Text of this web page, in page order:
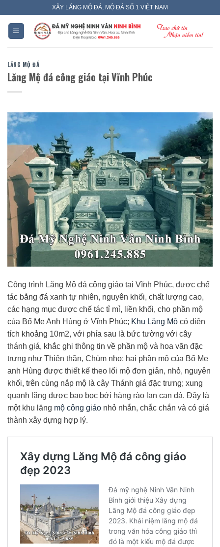
content
XÂY LĂNG MỘ ĐÁ, MỘ ĐÁ SỐ 1 VIỆT NAM
LĂNG MỘ ĐÁ
Lăng Mộ đá công giáo tại Vĩnh Phúc
Công trình Lăng Mộ đá công giáo tại Vĩnh Phúc, được chế
tác bằng đá xanh tự nhiên, nguyên khối, chất lượng cao,
các hạng mục được chế tác tỉ mỉ, liền khối, cho phần mộ
của Bố Mẹ Anh Hùng ở Vĩnh Phúc; Khu Lăng Mộ có diện
tích khoảng 10m2, với phía sau là bức tường với cây
thánh giá, khắc ghi thông tin về phần mộ và hoa văn đặc
trưng như Thiên thần, Chùm nho; hai phần mộ của Bố Mẹ
anh Hùng được thiết kế theo lối mộ đơn giản, nhỏ, nguyên
khối, trên cùng nắp mộ là cây Thánh giá đặc trưng; xung
quanh lăng được bao bọc bởi hàng rào lan can đá. Đây là
một khu lăng mộ công giáo nhỏ nhắn, chắc chắn và có giá
thành xây dựng hợp lý.